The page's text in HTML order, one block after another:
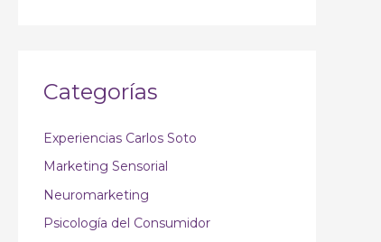
Categorías
Experiencias Carlos Soto
Marketing Sensorial
Neuromarketing
Psicología del Consumidor